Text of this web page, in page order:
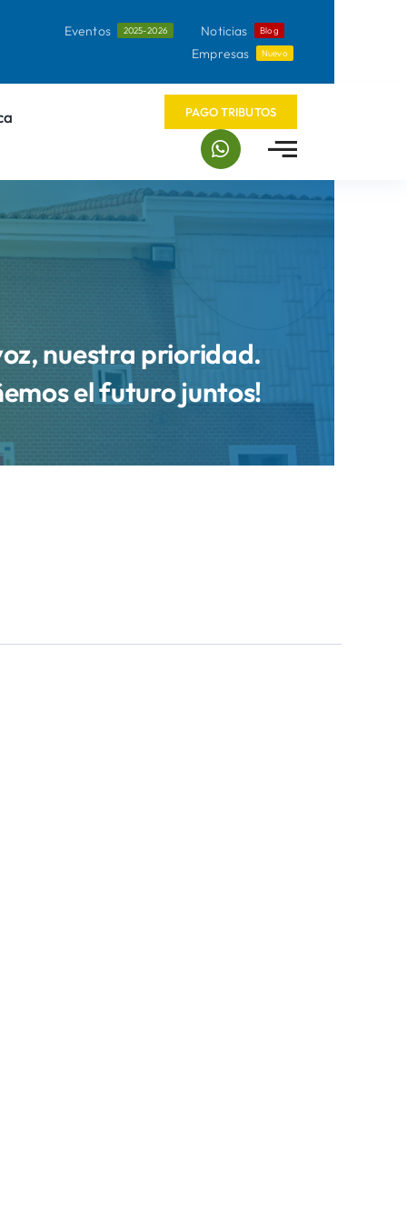
Eventos 2025-2026 Noticias Blog
Empresas Nuevo
PAGO TRIBUTOS
nuestra prioridad.
el futuro juntos!